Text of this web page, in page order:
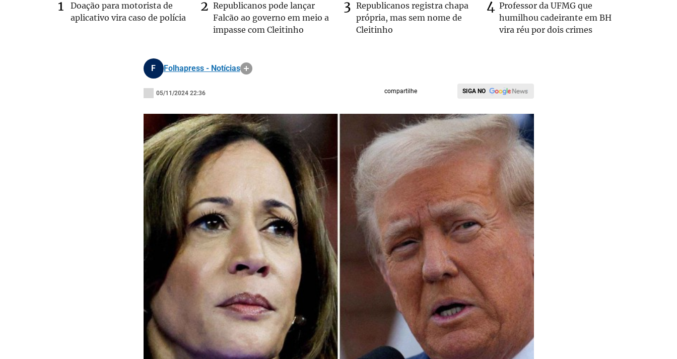
Doação para motorista de
aplicativo vira caso de polícia
Republicanos pode lançar
Falcão ao governo em meio a
impasse com Cleitinho
Republicanos registra chapa
própria, mas sem nome de
Cleitinho
Professor da UFMG que
humilhou cadeirante em BH
vira réu por dois crimes
F Folhapress - Notícias
05/11/2024 22:36 compartilhe SIGA NO